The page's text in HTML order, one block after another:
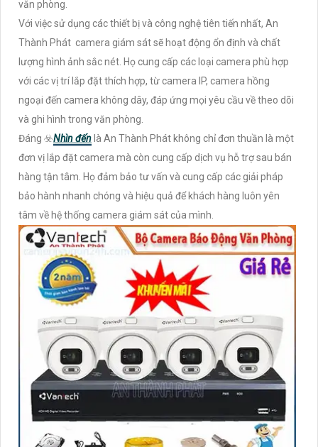
văn phòng.
Với việc sử dụng các thiết bị và công nghệ tiên tiến nhất, An
Thành Phát camera giám sát sẽ hoạt động ổn định và chất
lượng hình ảnh sắc nét. Họ cung cấp các loại camera phù hợp
với các vị trí lắp đặt thích hợp, từ camera IP, camera hồng
ngoại đến camera không dây, đáp ứng mọi yêu cầu về theo dõi
và ghi hình trong văn phòng.
Đáng ☣️Nhìn đến là An Thành Phát không chỉ đơn thuần là một
đơn vị lắp đặt camera mà còn cung cấp dịch vụ hỗ trợ sau bán
hàng tận tâm. Họ đảm bảo tư vấn và cung cấp các giải pháp
bảo hành nhanh chóng và hiệu quả để khách hàng luôn yên
tâm về hệ thống camera giám sát của mình.